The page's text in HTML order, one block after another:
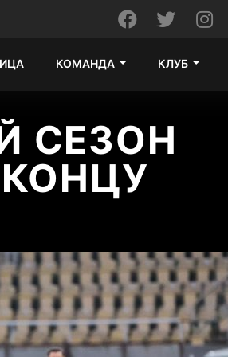
КОМАНДА КЛУБ
СЕЗОН